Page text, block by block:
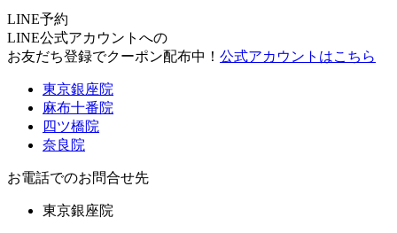
LINE予約
LINE公式アカウントへの
お友だち登録でクーポン配布中！ 公式アカウントはこちら
東京銀座院
麻布十番院
四ツ橋院
奈良院
お電話でのお問合せ先
東京銀座院